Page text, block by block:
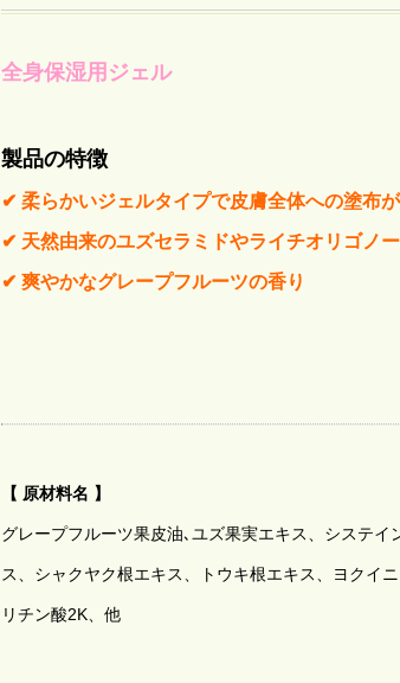
全身保湿用ジェル
製品の特徴
✔ 柔らかいジェルタイプで皮膚全体への塗布
✔ 天然由来のユズセラミドやライチオリゴノ
✔ 爽やかなグレープフルーツの香り
【 原材料名 】
グレープフルーツ果皮油､ユズ果実エキス、システ
ス、シャクヤク根エキス、トウキ根エキス、ヨクイ
リチン酸2K、他